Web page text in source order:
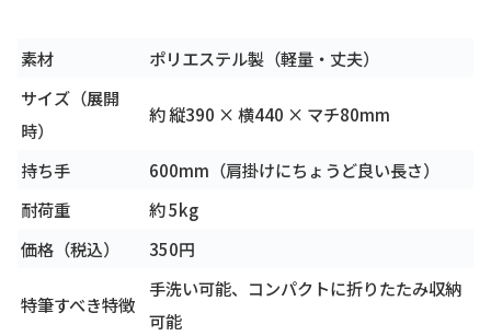
素材
ポリエステル製（軽量・丈夫）
サイズ（展開
時）
約 縦390 × 横440 × マチ80mm
持ち手
600mm（肩掛けにちょうど良い長さ）
耐荷重
約 5kg
価格（税込）
350円
特筆すべき特徴
手洗い可能、コンパクトに折りたたみ収納
可能